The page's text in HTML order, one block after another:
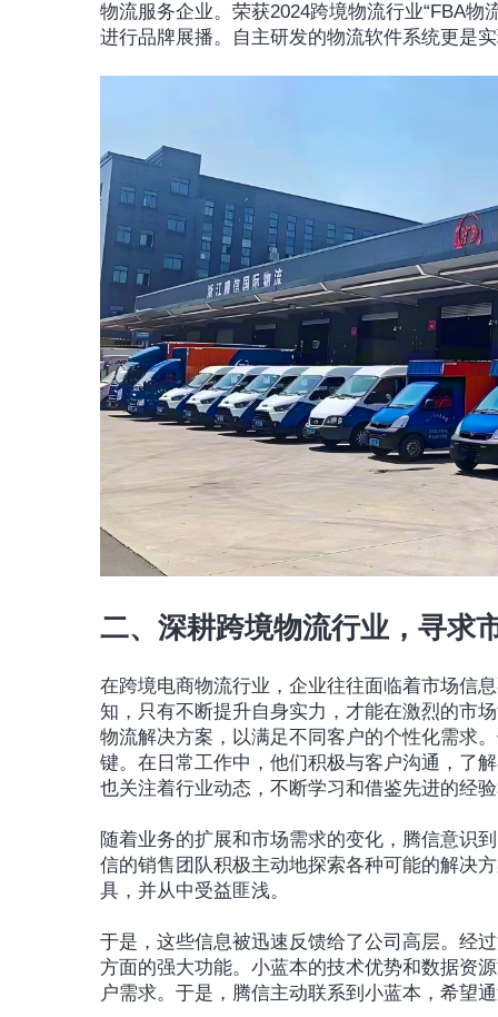
物流服务企业。荣获2024跨境物流行业“FBA物
进行品牌展播。自主研发的物流软件系统更是
二、深耕跨境物流行业，寻求
在跨境电商物流行业，企业往往面临着市场信
知，只有不断提升自身实力，才能在激烈的市
物流解决方案，以满足不同客户的个性化需求
键。在日常工作中，他们积极与客户沟通，了
也关注着行业动态，不断学习和借鉴先进的经
随着业务的扩展和市场需求的变化，腾信意识
信的销售团队积极主动地探索各种可能的解决
具，并从中受益匪浅。
于是，这些信息被迅速反馈给了公司高层。经
方面的强大功能。小蓝本的技术优势和数据资
户需求。于是，腾信主动联系到小蓝本，希望